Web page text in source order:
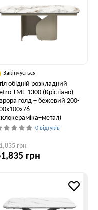
Закінчується
обідній розкладний
TML-1300 (Крістіано)
голд + бежевий 200-
0 відгуків
грн
грн